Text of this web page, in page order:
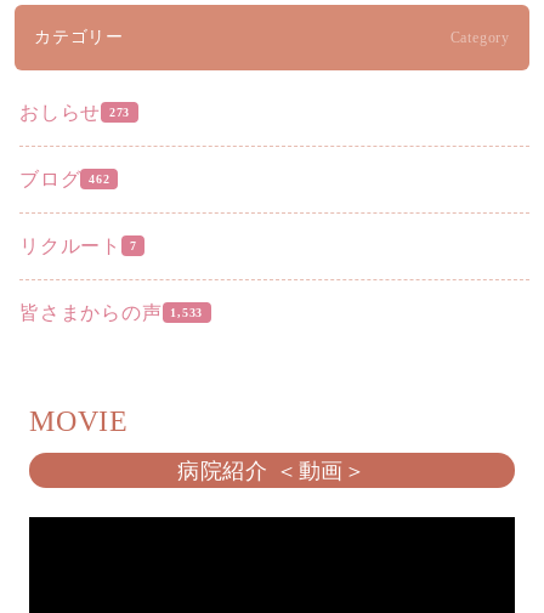
カテゴリー Category
おしらせ 273
ブログ 462
リクルート 7
皆さまからの声 1,533
MOVIE
病院紹介 ＜動画＞